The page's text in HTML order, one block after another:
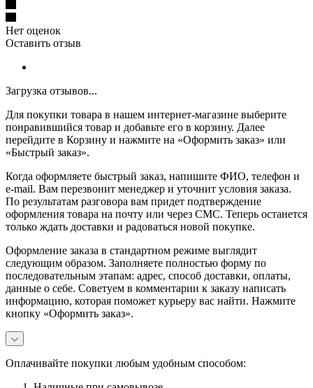
Нет оценок
Оставить отзыв
Загрузка отзывов...
Для покупки товара в нашем интернет-магазине выберите
понравившийся товар и добавьте его в корзину. Далее
перейдите в Корзину и нажмите на «Оформить заказ» или
«Быстрый заказ».
Когда оформляете быстрый заказ, напишите ФИО, телефон и
e-mail. Вам перезвонит менеджер и уточнит условия заказа.
По результатам разговора вам придет подтверждение
оформления товара на почту или через СМС. Теперь останется
только ждать доставки и радоваться новой покупке.
Оформление заказа в стандартном режиме выглядит
следующим образом. Заполняете полностью форму по
последовательным этапам: адрес, способ доставки, оплаты,
данные о себе. Советуем в комментарии к заказу написать
информацию, которая поможет курьеру вас найти. Нажмите
кнопку «Оформить заказ».
Оплачивайте покупки любым удобным способом: